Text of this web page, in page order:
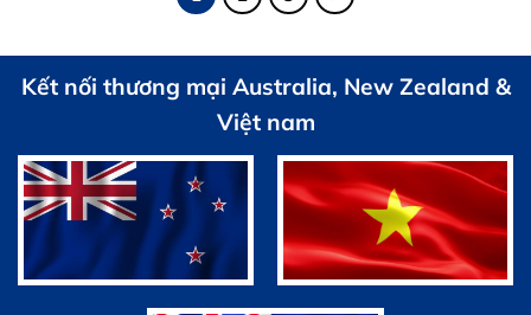
Kết nối thương mại Australia, New Zealand &
Việt nam